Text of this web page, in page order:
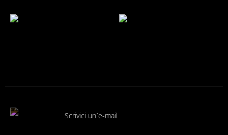
Scrivici un´e-mail